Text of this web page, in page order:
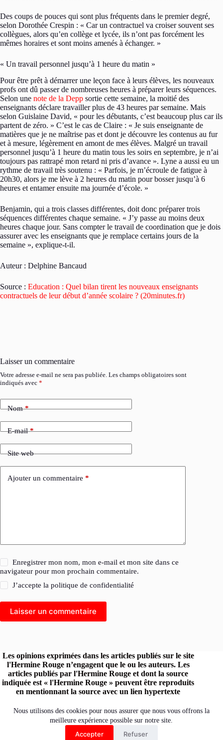
Nous utilisons des cookies pour nous assurer que nous vous offrons la
meilleure expérience possible sur notre site.
Accepter Refuser
Des coups de pouces qui sont plus fréquents dans le premier degré,
selon Dorothée Crespin : « Car un contractuel va croiser souvent ses
collègues, alors qu’en collège et lycée, ils n’ont pas forcément les
mêmes horaires et sont moins amenés à échanger. »
« Un travail personnel jusqu’à 1 heure du matin »
Pour être prêt à démarrer une leçon face à leurs élèves, les nouveaux
profs ont dû passer de nombreuses heures à préparer leurs séquences.
Selon une note de la Depp sortie cette semaine, la moitié des
enseignants déclare travailler plus de 43 heures par semaine. Mais
selon Guislaine David, « pour les débutants, c’est beaucoup plus car ils
partent de zéro. » C’est le cas de Claire : « Je suis enseignante de
matières que je ne maîtrise pas et dont je découvre les contenus au fur
et à mesure, légèrement en amont de mes élèves. Malgré un travail
personnel jusqu’à 1 heure du matin tous les soirs en septembre, je n’ai
toujours pas rattrapé mon retard ni pris d’avance ». Lyne a aussi eu un
rythme de travail très soutenu : « Parfois, je m’écroule de fatigue à
20h30, alors je me lève à 2 heures du matin pour bosser jusqu’à 6
heures et entamer ensuite ma journée d’école. »
Benjamin, qui a trois classes différentes, doit donc préparer trois
séquences différentes chaque semaine. « J’y passe au moins deux
heures chaque jour. Sans compter le travail de coordination que je dois
assurer avec les enseignants que je remplace certains jours de la
semaine », explique-t-il.
Auteur : Delphine Bancaud
Source : Education : Quel bilan tirent les nouveaux enseignants
contractuels de leur début d’année scolaire ? (20minutes.fr)
Laisser un commentaire
Votre adresse e-mail ne sera pas publiée. Les champs obligatoires sont
indiqués avec *
Nom*
E-mail*
Site web
Ajouter un commentaire *
Enregistrer mon nom, mon e-mail et mon site dans ce
navigateur pour mon prochain commentaire.
J’accepte lapolitique de confidentialité
Laisser un commentaire
Les opinions exprimées dans les articles publiés sur le site
l'Hermine Rouge n’engagent que le ou les auteurs. Les
articles publiés par l'Hermine Rouge et dont la source
indiquée est « l'Hermine Rouge » peuvent être reproduits
en mentionnant la source avec un lien hypertexte
Retrouvez l'Hermine Rouge sur les réseaux :